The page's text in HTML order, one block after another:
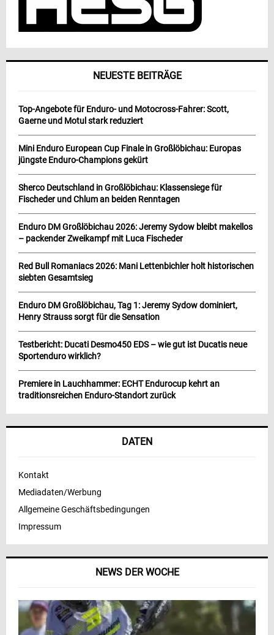
NEWS DER WOCHE
NEUESTE BEITRÄGE
Top-Angebote für Enduro- und Motocross-Fahrer: Scott,
Gaerne und Motul stark reduziert
Mini Enduro European Cup Finale in Großlöbichau: Europas
jüngste Enduro-Champions gekürt
Sherco Deutschland in Großlöbichau: Klassensiege für
Fischeder und Chlum an beiden Renntagen
Enduro DM Großlöbichau 2026: Jeremy Sydow bleibt makellos
– packender Zweikampf mit Luca Fischeder
Red Bull Romaniacs 2026: Mani Lettenbichler holt historischen
siebten Gesamtsieg
Enduro DM Großlöbichau, Tag 1: Jeremy Sydow dominiert,
Henry Strauss sorgt für die Sensation
Testbericht: Ducati Desmo450 EDS – wie gut ist Ducatis neue
Sportenduro wirklich?
Premiere in Lauchhammer: ECHT Endurocup kehrt an
traditionsreichen Enduro-Standort zurück
DATEN
Kontakt
Mediadaten/Werbung
Allgemeine Geschäftsbedingungen
Impressum